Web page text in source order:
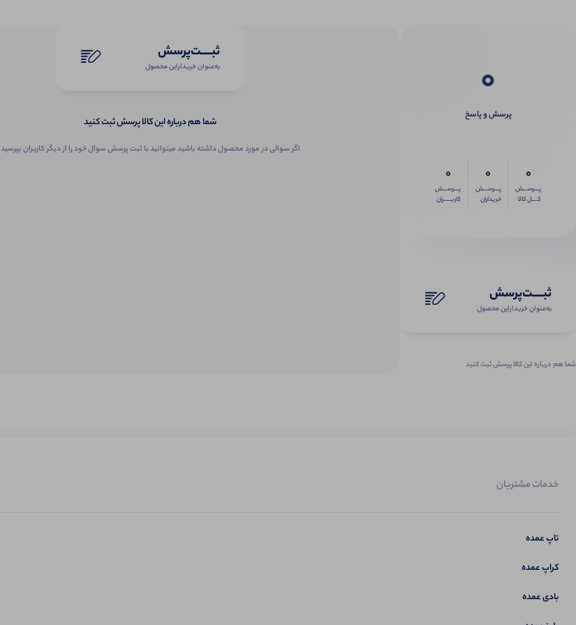
0
پرسش و پاسخ
0
پـــرســـش
کــــل کالا
0
پـــرســـش
خریداران
0
پـــرســـش
کاربـــــران
ثبـــــت‌پرسش
به‌عنوان ‌خریدار‌این‌ محصول
شما هم درباره این کالا پرسش ثبت کنید
ثبـــــت‌پرسش
به‌عنوان ‌خریدار‌این‌ محصول
شما هم درباره این کالا پرسش ثبت کنید
اگر سوالی در مورد محصول داشته باشید میتوانید با ثبت پرسش سوال خود را از دیگر کاربران بپرسید
خدمات مشتریان
تاپ عمده
کراپ عمده
بادی عمده